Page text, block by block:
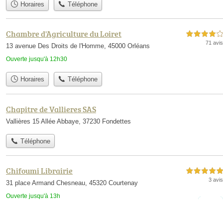
Horaires Téléphone
Chambre d'Agriculture du Loiret
13 avenue Des Droits de l'Homme, 45000 Orléans
Ouverte jusqu'à 12h30
4,0 étoiles sur 5
71 avis
Horaires Téléphone
Chapitre de Vallieres SAS
Vallières 15 Allée Abbaye, 37230 Fondettes
Téléphone
Chifoumi Librairie
31 place Armand Chesneau, 45320 Courtenay
Ouverte jusqu'à 13h
5,0 étoiles sur 5
3 avis